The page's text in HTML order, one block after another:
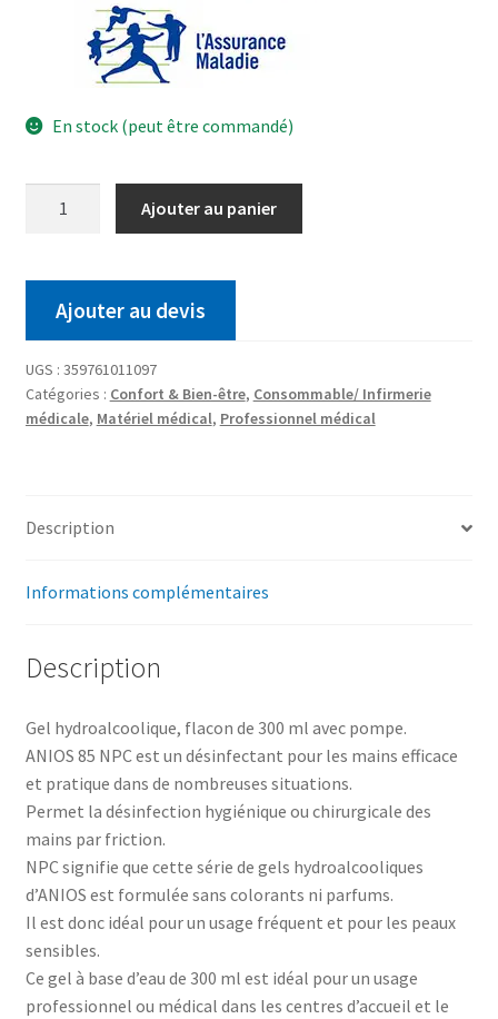
En stock (peut être commandé)
Ajouter au panier
Ajouter au devis
UGS : 359761011097
Catégories : Confort & Bien-être, Consommable/ Infirmerie
médicale, Matériel médical, Professionnel médical
Description
Informations complémentaires
Description
Gel hydroalcoolique, flacon de 300 ml avec pompe.
ANIOS 85 NPC est un désinfectant pour les mains efficace
et pratique dans de nombreuses situations.
Permet la désinfection hygiénique ou chirurgicale des
mains par friction.
NPC signifie que cette série de gels hydroalcooliques
d’ANIOS est formulée sans colorants ni parfums.
Il est donc idéal pour un usage fréquent et pour les peaux
sensibles.
Ce gel à base d’eau de 300 ml est idéal pour un usage
professionnel ou médical dans les centres d’accueil et le